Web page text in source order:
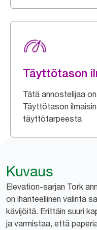
Täyttötason
Tätä annostelijaa
Täyttötason
täyttötarpeesta
Kuvaus
Elevation-sarjan Tork
on ihanteellinen valinta
kävijöitä. Erittäin suuri
ja varmistaa, että